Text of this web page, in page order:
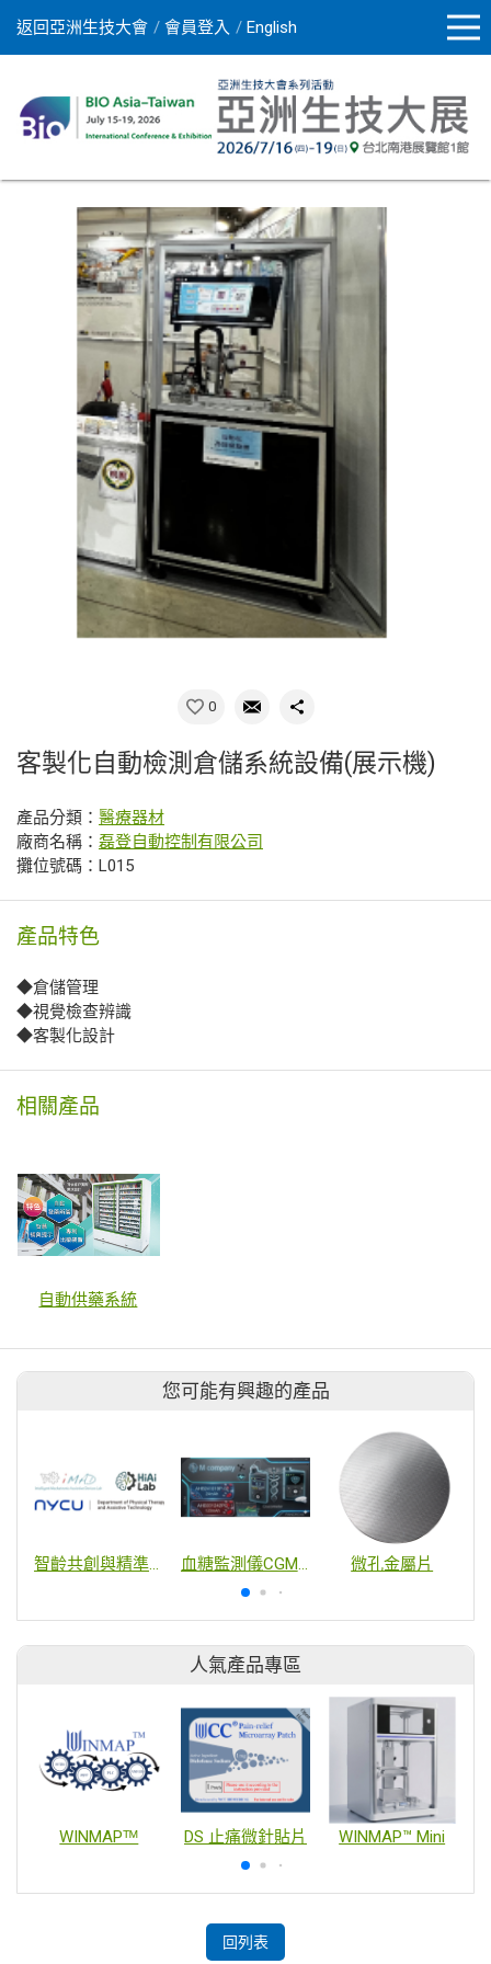
返回亞洲生技大會 會員登入 English
0
客製化自動檢測倉儲系統設備(展示機)
產品分類： 醫療器材
廠商名稱： 磊登自動控制有限公司
攤位號碼：L015
產品特色
◆倉儲管理
◆視覺檢查辨識
◆客製化設計
相關產品
自動供藥系統
您可能有興趣的產品
智齡共創與精準運動賦能: 跨域轉譯高齡福祉之智慧照護實踐模式 血糖監測儀CGM / 胰島素幫浦 微孔金屬片
人氣產品專區
WINMAPᵀᴹ DS 止痛微針貼片 WINMAP™ Mini
回列表